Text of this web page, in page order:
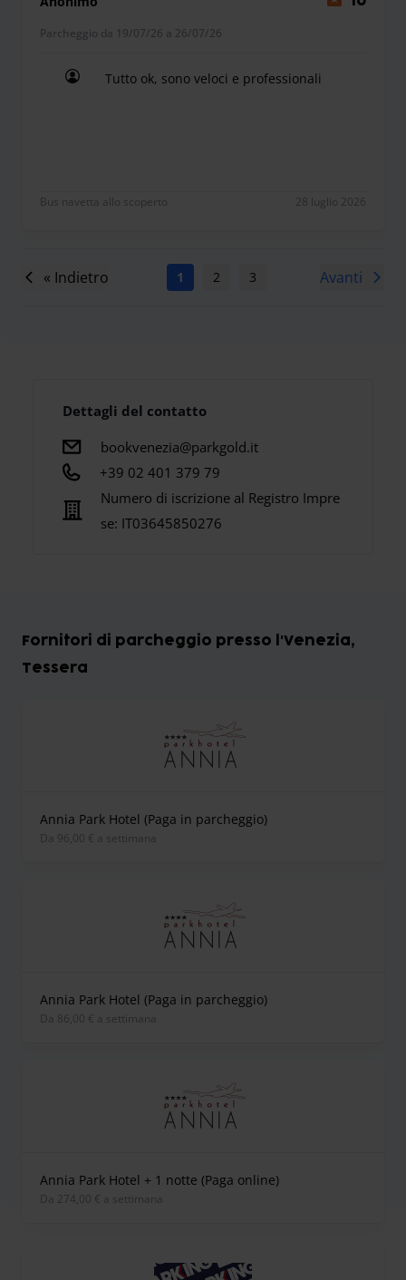
Parcheggio da 19/07/26 a 26/07/26
Tutto ok, sono veloci e professionali
Bus navetta allo scoperto 28 luglio 2026
« Indietro 1 2 3 5 6
Avanti
Dettagli del contatto
bookvenezia@parkgold.it
+39 02 401 379 79
Numero di iscrizione al Registro Impre
se: IT03645850276
Fornitori di parcheggio presso l'Venezia,
Tessera
Annia Park Hotel (Paga in parcheggio)
Da 96,00 € a settimana
Annia Park Hotel (Paga in parcheggio)
Da 86,00 € a settimana
Annia Park Hotel + 1 notte (Paga online)
Da 274,00 € a settimana